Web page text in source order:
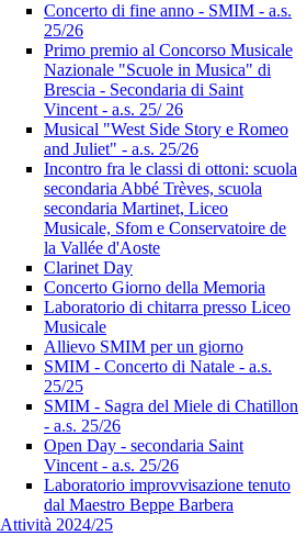
Concerto di fine anno - SMIM - a.s.
25/26
Primo premio al Concorso Musicale
Nazionale "Scuole in Musica" di
Brescia - Secondaria di Saint
Vincent - a.s. 25/ 26
Musical "West Side Story e Romeo
and Juliet" - a.s. 25/26
Incontro fra le classi di ottoni: scuola
secondaria Abbé Trèves, scuola
secondaria Martinet, Liceo
Musicale, Sfom e Conservatoire de
la Vallée d'Aoste
Clarinet Day
Concerto Giorno della Memoria
Laboratorio di chitarra presso Liceo
Musicale
Allievo SMIM per un giorno
SMIM - Concerto di Natale - a.s.
25/25
SMIM - Sagra del Miele di Chatillon
- a.s. 25/26
Open Day - secondaria Saint
Vincent - a.s. 25/26
Laboratorio improvvisazione tenuto
dal Maestro Beppe Barbera
Attività 2024/25